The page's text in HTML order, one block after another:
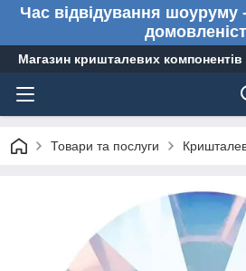
Час відвідування
Магазин кришталевих
Товари та послуги